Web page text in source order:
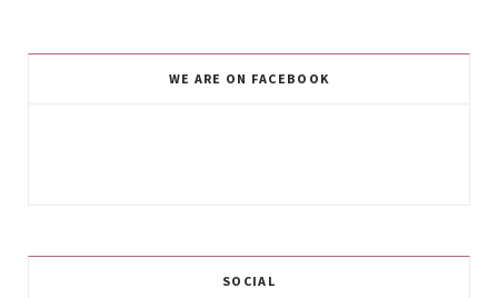
WE ARE ON FACEBOOK
SOCIAL